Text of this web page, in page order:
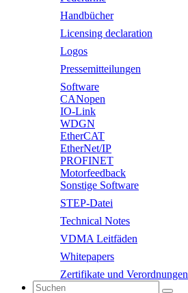
Handbücher
Licensing declaration
Logos
Pressemitteilungen
Software
CANopen
IO-Link
WDGN
EtherCAT
EtherNet/IP
PROFINET
Motorfeedback
Sonstige Software
STEP-Datei
Technical Notes
VDMA Leitfäden
Whitepapers
Zertifikate und Verordnungen